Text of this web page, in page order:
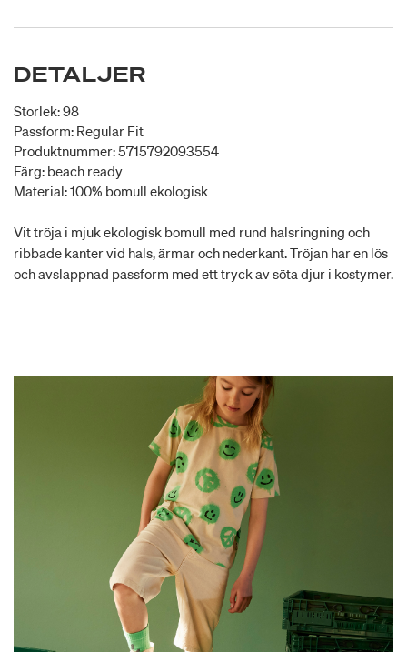
DETALJER
Storlek: 98
Passform: Regular Fit
Produktnummer: 5715792093554
Färg: beach ready
Material: 100% bomull ekologisk
Vit tröja i mjuk ekologisk bomull med rund halsringning och
ribbade kanter vid hals, ärmar och nederkant. Tröjan har en lös
och avslappnad passform med ett tryck av söta djur i kostymer.